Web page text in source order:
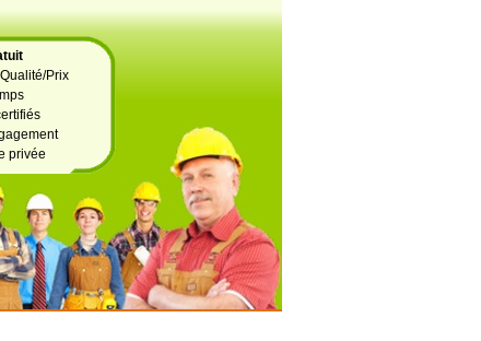
Prix
privée